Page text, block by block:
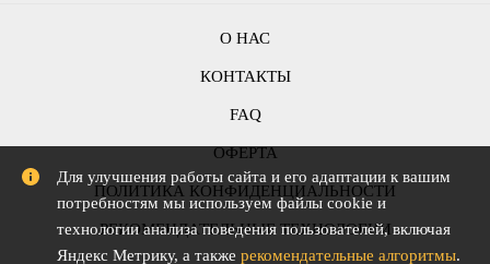
О НАС
КОНТАКТЫ
FAQ
ОФЕРТА
ПОЛИТИКА КОНФИДЕНЦИАЛЬНОСТИ
РЕКОМЕНДАТЕЛЬНЫЕ ТЕХНОЛОГИИ
Для улучшения работы сайта и его адаптации к вашим
потребностям мы используем файлы cookie и
технологии анализа поведения пользователей, включая
Яндекс Метрику, а также рекомендательные алгоритмы.